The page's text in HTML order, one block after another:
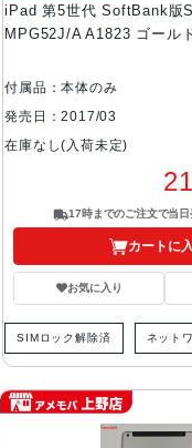
iPad 第5世代 SoftBank版
MPG52J/A A1823 ゴール
付属品：本体のみ
発売日：2017/03
在庫なし(入荷未定)
17時までのご注文で当
カートに
お気に入り
SIMロック解除済 ネット